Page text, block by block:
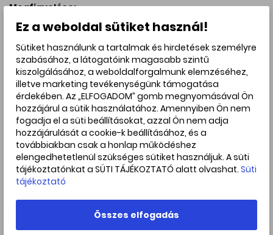
Megfigyelése:
A Hold és a Praesepe párosát a közeli Hold fénye miatt
csak kézi látcsőben tudjuk figyelni, de így már a halmaz
halványabb csillagait is megpillanthatjuk. A csillagfedések
esetében is használjunk binokulárt vagy egy kis távcsövet,
a két csillag fényessége 6,4 (fedése még binokulárral
látható), illetve 8,7 magnitúdó (csak távcsővel
megfigyelhető), így szabad szemmel már nem látszanak,
és a Hold fénye is megnehezíti a megfigyelésüket. A
jelenségeket nyugati irányban, 28-19 fok magasan, a
látóhatárhoz egyre közelebb követhetjük végig. A jobb
látványhoz fényszennyezéstől mentes helyet keressünk.
Információk a jelenségről:
A Rák csillagképben található Praesepe egy körülbelül 600
idősnek számít, így a forró, kék óriáscsillagok mellett vörös
óriások is találhatóak a tagok között. A benne található
csillagok egy molekulafelhőből jöttek létre, és laza
Ez a weboldal sütiket használ!
Sütiket használunk a tartalmak és hirdetések személyre
szabásához, a látogatóink magasabb szintű
kiszolgálásához, a weboldalforgalmunk elemzéséhez,
illetve marketing tevékenységünk támogatása
érdekében. Az „ELFOGADOM” gomb megnyomásával Ön
hozzájárul a sütik használatához. Amennyiben Ön nem
fogadja el a süti beállításokat, azzal Ön nem adja
hozzájárulását a cookie-k beállításához, és a
továbbiakban csak a honlap működéshez
elengedhetetlenül szükséges sütiket használjuk. A süti
tájékoztatónkat a SÜTI TÁJÉKOZTATÓ alatt olvashat. Süti
tájékoztató
Összes elfogadás